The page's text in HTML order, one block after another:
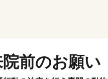
院前のお願い